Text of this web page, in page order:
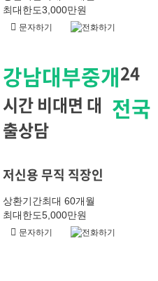
최대한도3,000만원
문자하기 전화하기
강남대부중개
전국
24
시간 비대면 대
출상담
저신용 무직 직장인
상환기간최대 60개월
최대한도5,000만원
문자하기 전화하기